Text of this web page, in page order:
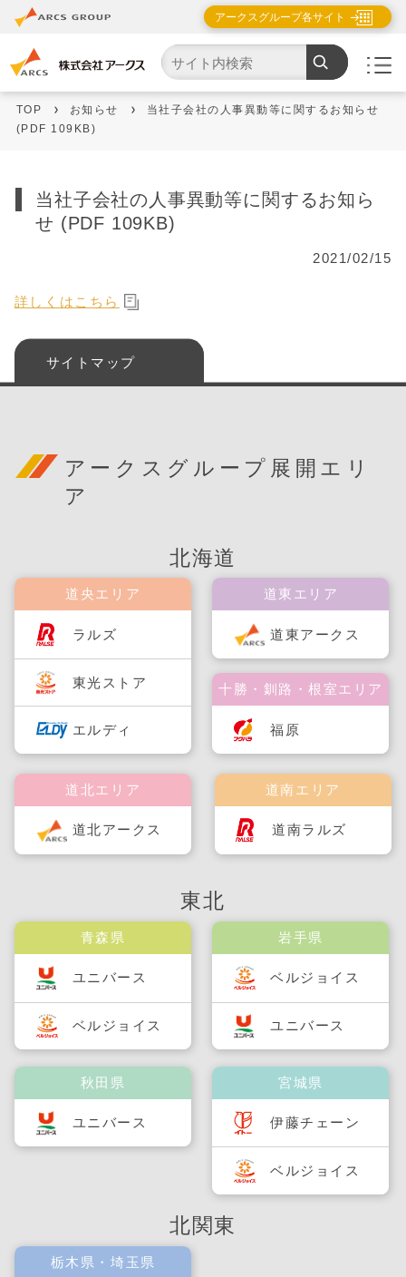
アークスグループ各サイト
TOP お知らせ
当社子会社の人事異動等に関するお知らせ
(PDF 109KB)
当社子会社の人事異動等に関するお知ら
せ (PDF 109KB)
2021/02/15
詳しくはこちら
サイトマップ
アークスグループ展開エリ
ア
北海道
道央エリア
ラルズ
東光ストア
エルディ
道南エリア
道南ラルズ
道北エリア
道北アークス
道東エリア
道東アークス
十勝・釧路・根室エリア
福原
東北
青森県
ユニバース
ベルジョイス
秋田県
ユニバース
岩手県
ベルジョイス
ユニバース
宮城県
伊藤チェーン
ベルジョイス
北関東
栃木県・埼玉県